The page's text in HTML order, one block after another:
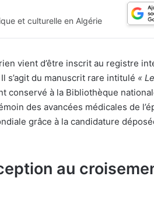
et culturelle en Algérie
vient d’être inscrit au registre
s’agit du manuscrit rare intitulé «
conservé à la Bibliothèque
des avancées médicales de
grâce à la candidature
au